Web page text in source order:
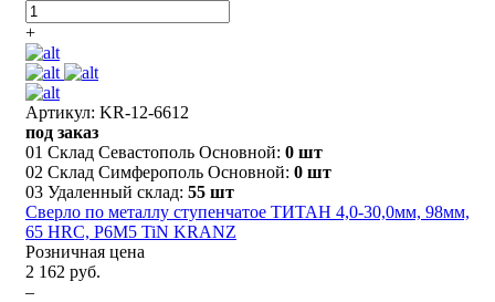
+
Артикул: KR-12-6612
под заказ
01 Склад Севастополь Основной: 0 шт
02 Склад Симферополь Основной: 0 шт
03 Удаленный склад: 55 шт
Сверло по металлу ступенчатое ТИТАН 4,0-30,0мм, 98мм,
65 HRC, Р6М5 TiN KRANZ
Розничная цена
2 162 руб.
–